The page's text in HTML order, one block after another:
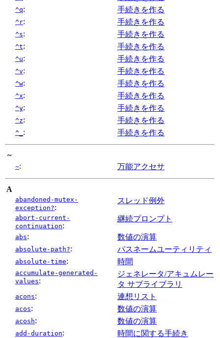
^q: 手続きを作る
^r: 手続きを作る
^s: 手続きを作る
^t: 手続きを作る
^u: 手続きを作る
^v: 手続きを作る
^w: 手続きを作る
^x: 手続きを作る
^y: 手続きを作る
^z: 手続きを作る
^_ : 手続きを作る
~
~: 万能アクセサ
A
abandoned-mutex-
exception?:
スレッド例外
abort-current-
continuation:
継続プロンプト
abs: 数値の演算
absolute-path?: パスネームユーティリティ
absolute-time: 時間
accumulate-generated-
values:
ジェネレータ/アキュムレー
タ サブライブラリ
acons: 連想リスト
acos: 数値の演算
acosh: 数値の演算
add-duration: 時間に関する手続き